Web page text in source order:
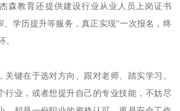
森教育还提供建设行业从业人员上岗证书
、学历提升等服务，真正实现“一次报名，终
。
关键在于选对方向、跟对老师、踏实学习。
行业，或者想提升自己的专业技能，不妨尽